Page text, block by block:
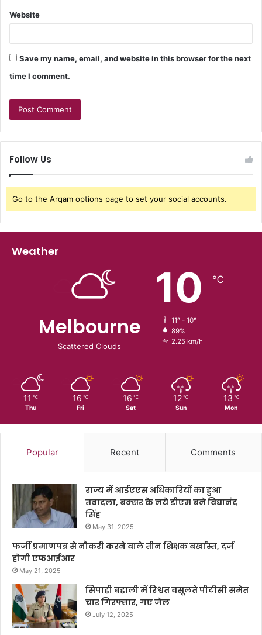
Website
Save my name, email, and website in this browser for the next
time I comment.
Follow Us
Go to the Arqam options page to set your social accounts.
Weather
Melbourne
Scattered Clouds
10 ℃
11º - 10º
89%
2.25 km/h
11 ℃
Thu
16 ℃
Fri
16 ℃
Sat
12 ℃
Sun
13 ℃
Mon
Popular Recent Comments
राज्य में आईएएस अधिकारियों का हुआ
तबादला, बक्सर के नये डीएम बने विद्यानंद
सिंह
May 31, 2025
फर्जी प्रमाणपत्र से नौकरी करने वाले तीन शिक्षक बर्खास्त, दर्ज
होगी एफआईआर
May 21, 2025
सिपाही बहाली में रिश्वत वसूलते पीटीसी समेत
चार गिरफ्तार, गए जेल
July 12, 2025